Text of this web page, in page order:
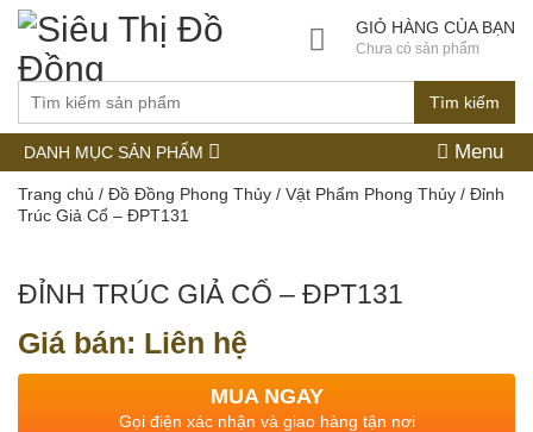
Tìm kiếm
GIỎ HÀNG CỦA BẠN
Chưa có sản phẩm
DANH MỤC SẢN PHẨM Menu
Trang chủ / Đồ Đồng Phong Thủy / Vật Phẩm Phong Thủy / Đỉnh
Trúc Giả Cổ – ĐPT131
ĐỈNH TRÚC GIẢ CỔ – ĐPT131
Giá bán: Liên hệ
MUA NGAY
Gọi điện xác nhận và giao hàng tận nơi